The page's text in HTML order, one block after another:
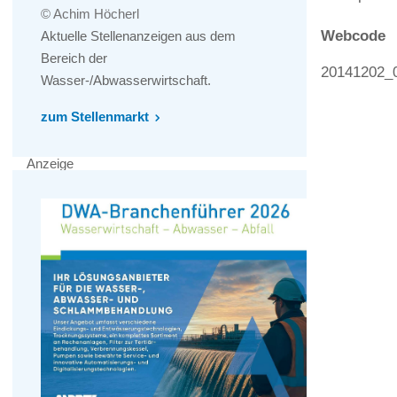
Webcode
© Achim Höcherl
Aktuelle Stellenanzeigen aus dem
Bereich der
Wasser-/Abwasserwirtschaft.
zum Stellenmarkt
Anzeige